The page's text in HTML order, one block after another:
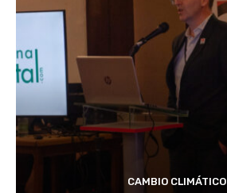
CAMBIO CLIMÁTICO